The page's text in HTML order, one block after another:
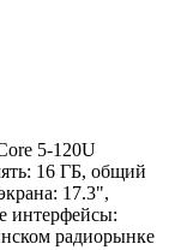
5-120U
16 ГБ, общий
17.3",
интерфейсы:
радиорынке